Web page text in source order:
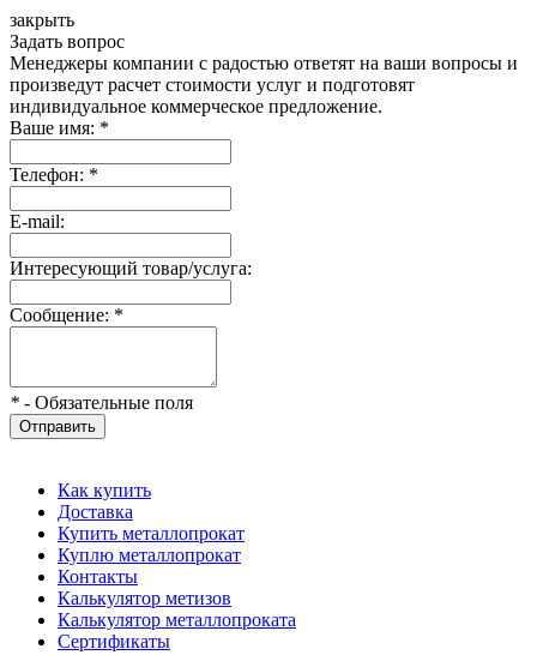
закрыть
Задать вопрос
Менеджеры компании с радостью ответят на ваши вопросы и
произведут расчет стоимости услуг и подготовят
индивидуальное коммерческое предложение.
Ваше имя: *
Телефон: *
E-mail:
Интересующий товар/услуга:
Сообщение: *
* - Обязательные поля
Отправить
Как купить
Доставка
Купить металлопрокат
Куплю металлопрокат
Контакты
Калькулятор метизов
Калькулятор металлопроката
Сертификаты